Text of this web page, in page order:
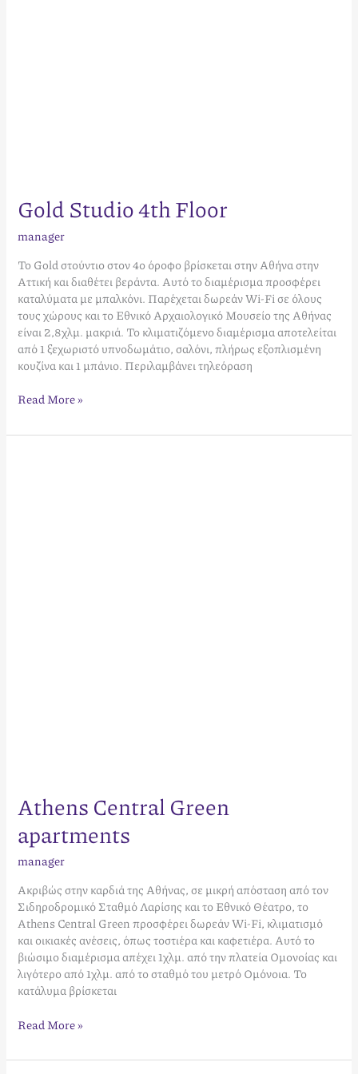
Gold Studio 4th Floor
manager
Το Gold στούντιο στον 4ο όροφο βρίσκεται στην Αθήνα στην
Αττική και διαθέτει βεράντα. Αυτό το διαμέρισμα προσφέρει
καταλύματα με μπαλκόνι. Παρέχεται δωρεάν Wi-Fi σε όλους
τους χώρους και το Εθνικό Αρχαιολογικό Μουσείο της Αθήνας
είναι 2,8χλμ. μακριά. Το κλιματιζόμενο διαμέρισμα αποτελείται
από 1 ξεχωριστό υπνοδωμάτιο, σαλόνι, πλήρως εξοπλισμένη
κουζίνα και 1 μπάνιο. Περιλαμβάνει τηλεόραση
Read More »
Athens Central Green
apartments
manager
Ακριβώς στην καρδιά της Αθήνας, σε μικρή απόσταση από τον
Σιδηροδρομικό Σταθμό Λαρίσης και το Εθνικό Θέατρο, το
Athens Central Green προσφέρει δωρεάν Wi-Fi, κλιματισμό
και οικιακές ανέσεις, όπως τοστιέρα και καφετιέρα. Αυτό το
βιώσιμο διαμέρισμα απέχει 1χλμ. από την πλατεία Ομονοίας και
λιγότερο από 1χλμ. από το σταθμό του μετρό Ομόνοια. Το
κατάλυμα βρίσκεται
Read More »